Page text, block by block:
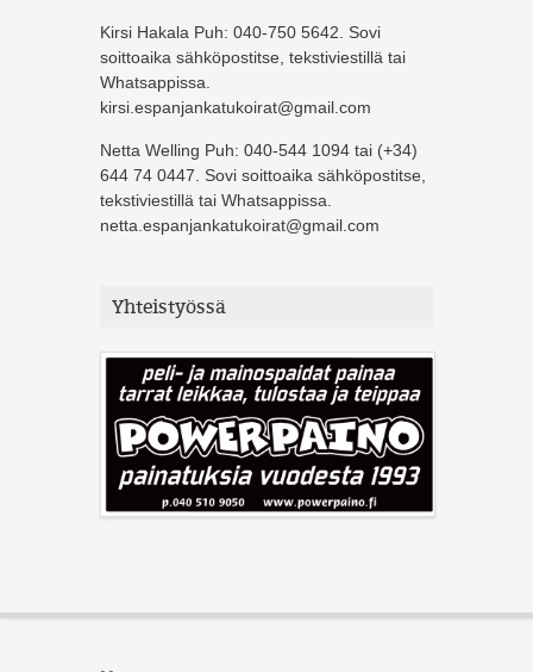
Kirsi Hakala Puh: 040-750 5642. Sovi
soittoaika sähköpostitse, tekstiviestillä tai
Whatsappissa.
kirsi.espanjankatukoirat@gmail.com
Netta Welling Puh: 040-544 1094 tai (+34)
644 74 0447. Sovi soittoaika sähköpostitse,
tekstiviestillä tai Whatsappissa.
netta.espanjankatukoirat@gmail.com
Yhteistyössä